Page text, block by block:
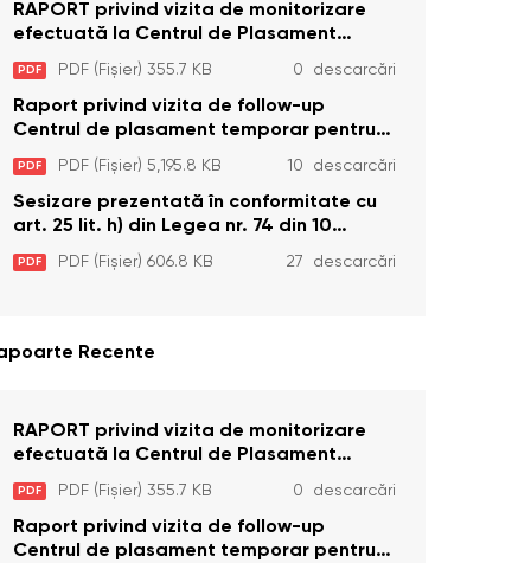
RAPORT privind vizita de monitorizare
efectuată la Centrul de Plasament
Temporar pentru Persoane cu
Dizabilități (Adulte) din s. Brînzeni, r.
Edineț, din data de 25 mai 2026
PDF PDF (Fișier) 355.7 KB 0 descarcări
Raport privind vizita de follow-up
Centrul de plasament temporar pentru
persoanele cu dizabilități (adulte)
Bădiceni, Soroca (11 iunie 2026)
PDF PDF (Fișier) 5,195.8 KB 10 descarcări
Sesizare prezentată în conformitate cu
art. 25 lit. h) din Legea nr. 74 din 10
aprilie 2025 cu privire la Curtea
Constituțională şi art. 26 din Legea cu
PDF PDF (Fișier) 606.8 KB 27 descarcări
Recente
RAPORT privind vizita de monitorizare
efectuată la Centrul de Plasament
Temporar pentru Persoane cu
Dizabilități (Adulte) din s. Brînzeni, r.
Edineț, din data de 25 mai 2026
PDF PDF (Fișier) 355.7 KB 0 descarcări
Raport privind vizita de follow-up
Centrul de plasament temporar pentru